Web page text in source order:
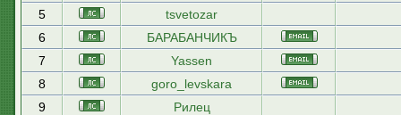
5
tsvetozar
6
БАРАБАНЧИКЪ
7
Yassen
8
goro_levskara
9
Рилец